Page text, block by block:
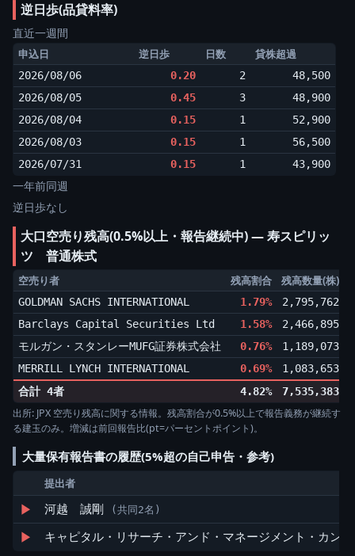
逆日歩(品貸料率)
直近一週間
申込日 逆日歩 日数 貸株超過
2026/08/06 0.20 2
48,500
2026/08/05
0.45 3
48,900
2026/08/04
0.15 1
52,900
2026/08/03
0.15 1
56,500
2026/07/31
0.15 1 43,900
一年前同週
逆日歩なし
大口空売り残高(0.5%以上・報告継続中) ― 寿スピリッ
ツ 普通株式
空売り者 残高割合 残高数量(株)
GOLDMAN SACHS INTERNATIONAL 1.79% 2,795,762
Barclays Capital Securities Ltd
1.58% 2,466,895
モルガン・スタンレーMUFG証券株式会社
0.76% 1,189,073
MERRILL LYNCH INTERNATIONAL
0.69% 1,083,653
合計 4者
4.82% 7,535,383
出所: JPX 空売り残高に関する情報。残高割合が0.5%以上で報告義務が継続す
る建玉のみ。増減は前回報告比(pt=パーセントポイント)。
大量保有報告書の履歴(5%超の自己申告・参考)
提出者
▶ 河越 誠剛 (共同2名)
▶
キャピタル・リサーチ・アンド・マネージメント・カン